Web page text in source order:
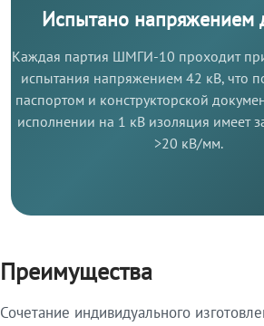
Испытано напряжением
Каждая партия ШМГИ-10 проходит
испытания напряжением 42 кВ, что
паспортом и конструкторской
исполнении на 1 кВ изоляция имеет
>20 кВ/мм.
Преимущества
Сочетание индивидуального